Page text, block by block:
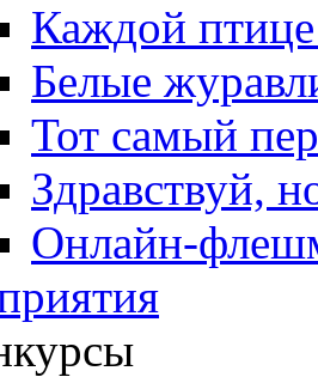
Каждой
Белые
Тот самый
Здравствуй,
Онлайн-